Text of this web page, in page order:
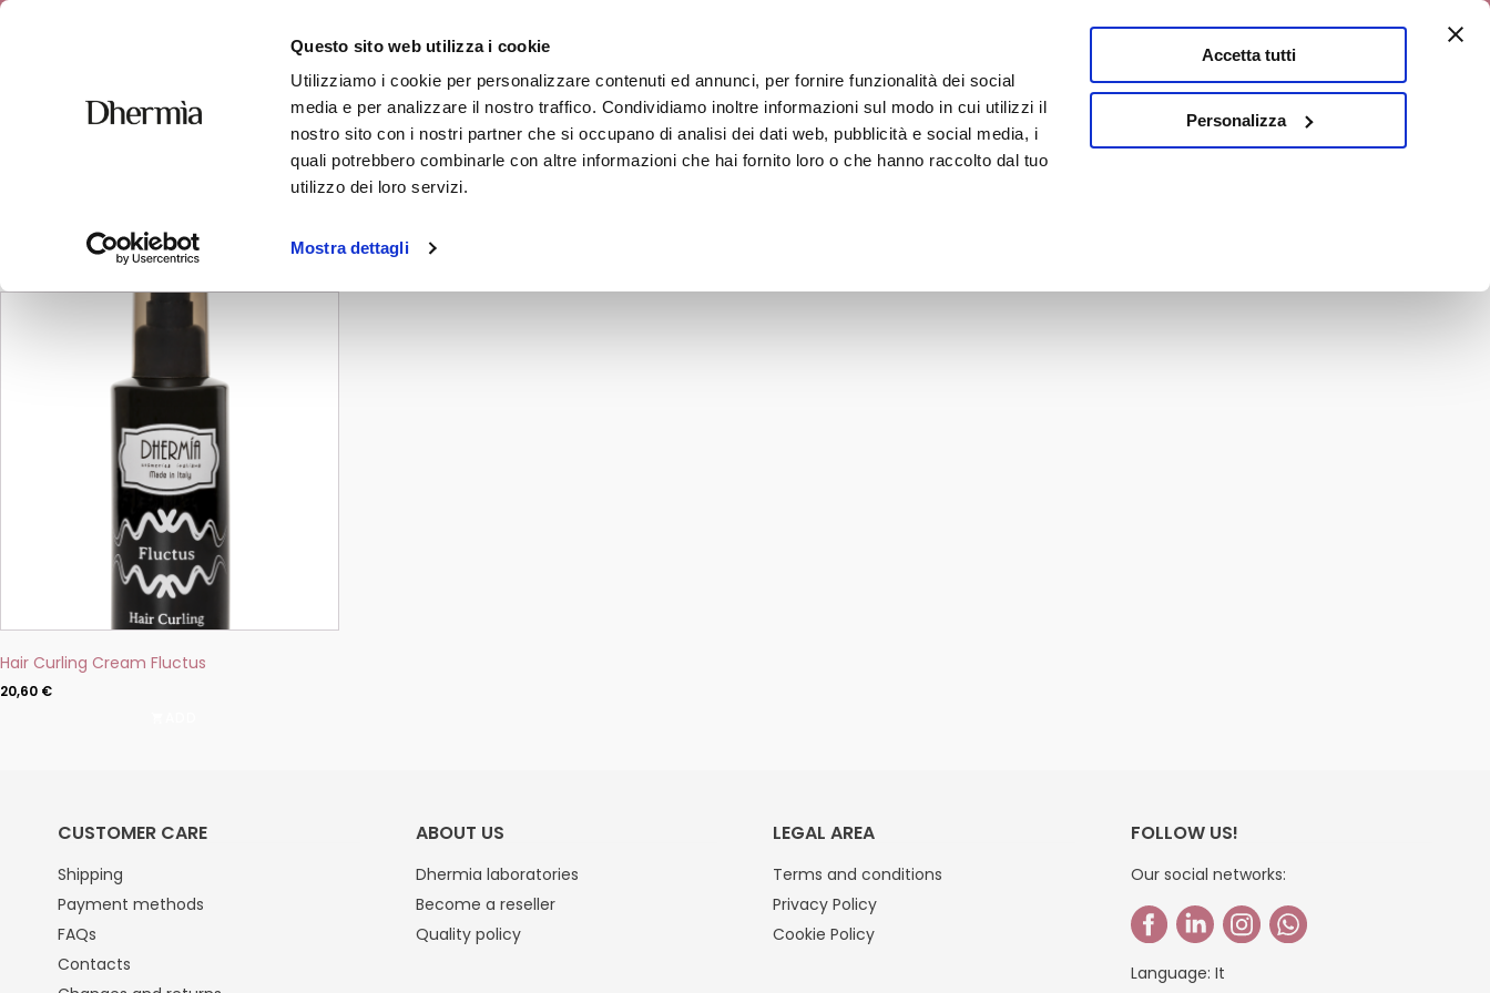
Questo sito web utilizza i cookie
Utilizziamo i cookie per personalizzare contenuti ed annunci, per fornire funzionalità dei social
media e per analizzare il nostro traffico. Condividiamo inoltre informazioni sul modo in cui utilizzi il
nostro sito con i nostri partner che si occupano di analisi dei dati web, pubblicità e social media, i
quali potrebbero combinarle con altre informazioni che hai fornito loro o che hanno raccolto dal tuo
utilizzo dei loro servizi.
Mostra dettagli
Accetta tutti
Personalizza
Free shipping on orders over 50€ - subscribe to our newsletter and receive a 10% discount
FACE BODY HAIR SUN CARE LINE
Showing the single result
Hair Curling Cream Fluctus
20,60 €
CUSTOMER CARE
Shipping
Payment methods
FAQs
Contacts
ABOUT US
Dhermia laboratories
Become a reseller
Quality policy
LEGAL AREA
Terms and conditions
Privacy Policy
Cookie Policy
FOLLOW US!
Our social networks:
Language: It